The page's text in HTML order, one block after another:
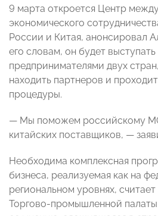
9 марта откроется Центр
экономического
России и Китая, анонсировал
его словам, он будет
предпринимателями двух
находить партнеров и
процедуры.
— Мы поможем российскому
китайских поставщиков, —
Необходима комплексная
бизнеса, реализуемая как на
региональном уровнях,
Торгово-промышленной палаты